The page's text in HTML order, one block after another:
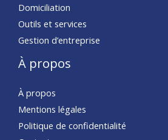
Domiciliation
Outils et services
Gestion d’entreprise
À propos
À propos
Mentions légales
Politique de confidentialité